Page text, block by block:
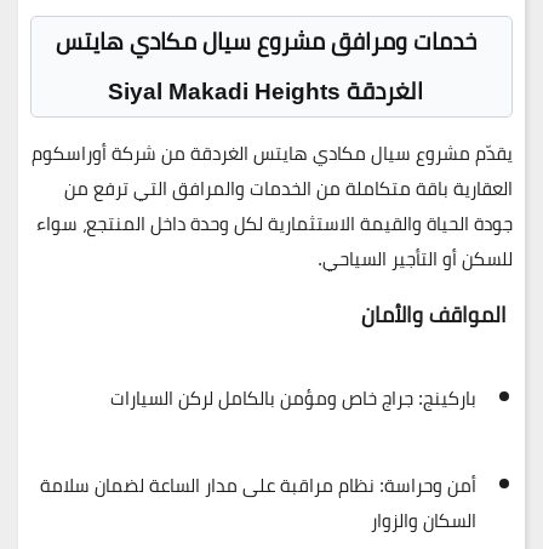
خدمات ومرافق مشروع سيال مكادي هايتس
الغردقة Siyal Makadi Heights
يقدّممشروع سيال مكادي هايتس الغردقةمنشركة أوراسكوم
العقاريةباقة متكاملة من الخدمات والمرافق التي ترفع من
جودة الحياة والقيمة الاستثماريةلكل وحدة داخل المنتجع، سواء
للسكن أو التأجير السياحي.
المواقف والأمان
باركينج:جراج خاص ومؤمن بالكامل لركن السيارات
أمن وحراسة: نظام مراقبة على مدار الساعة لضمان سلامة
السكان والزوار